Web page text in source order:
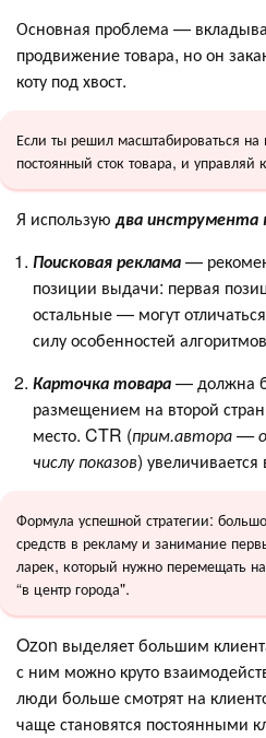
Основная проблема —
продвижение товара, но он
коту под хвост.
Если ты решил масштабироваться
постоянный сток товара, и
Я использую два
Поисковая реклама—
позиции выдачи: первая
остальные — могут
силу особенностей
Карточка товара— должна
размещением на второй
место. CTR (прим.автора —
числу показов) увеличивается
Формула успешной стратегии:
средств в рекламу и занимание
ларек, который нужно перемещать
“в центр города".
Ozon выделяет большим
с ним можно круто
люди больше смотрят на
чаще становятся постоянными